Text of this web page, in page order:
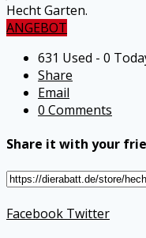
Hecht Garten.
ANGEBOT
631 Used - 0
Share
Email
0 Comments
Share it with your
Facebook Twitter